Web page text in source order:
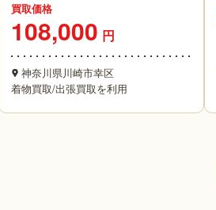
買取価格
108,000 円
神奈川県川崎市幸区
着物買取/出張買取を利用